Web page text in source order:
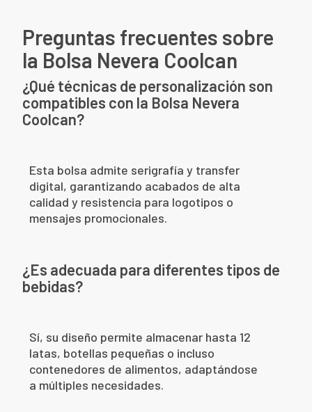
Preguntas frecuentes sobre
la Bolsa Nevera Coolcan
¿Qué técnicas de personalización son
compatibles con la Bolsa Nevera
Coolcan?
Esta bolsa admite serigrafía y transfer
digital, garantizando acabados de alta
calidad y resistencia para logotipos o
mensajes promocionales.
¿Es adecuada para diferentes tipos de
bebidas?
Sí, su diseño permite almacenar hasta 12
latas, botellas pequeñas o incluso
contenedores de alimentos, adaptándose
a múltiples necesidades.